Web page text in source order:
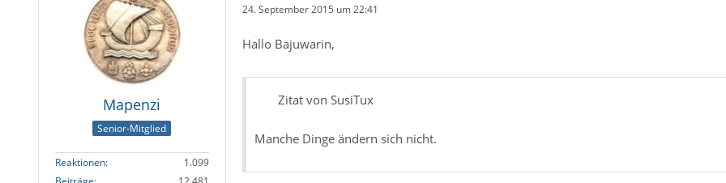
Mapenzi
Senior-Mitglied
Reaktionen
1.099
24. September 2015 um 22:41
Hallo Bajuwarin,
Zitat von SusiTux
Manche Dinge ändern sich nicht.